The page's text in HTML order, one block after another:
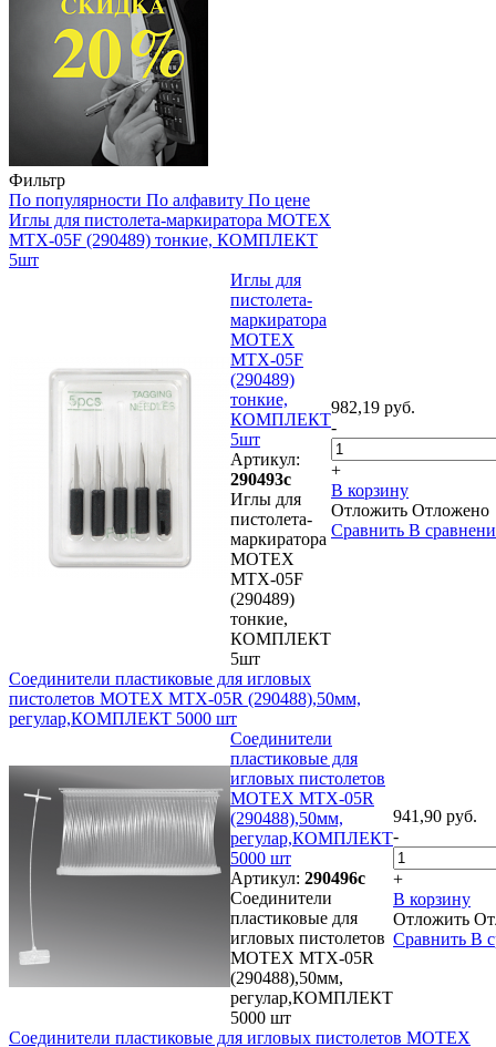
Фильтр
По популярности По алфавиту По цене
Иглы для пистолета-маркиратора MOTEX
MTX-05F (290489) тонкие, КОМПЛЕКТ
5шт
Иглы для
пистолета-
маркиратора
MOTEX
MTX-05F
(290489)
тонкие,
КОМПЛЕКТ
5шт
Артикул:
290493с
Иглы для
пистолета-
маркиратора
MOTEX
MTX-05F
(290489)
тонкие,
КОМПЛЕКТ
5шт
982,19 руб.
-
+
В корзину
Отложить Отложено
Сравнить В
Соединители пластиковые для игловых
пистолетов MOTEX MTX-05R (290488),50мм,
регулар,КОМПЛЕКТ 5000 шт
Соединители
пластиковые для
игловых пистолетов
MOTEX MTX-05R
(290488),50мм,
регулар,КОМПЛЕКТ
5000 шт
Артикул: 290496с
Соединители
пластиковые для
игловых пистолетов
MOTEX MTX-05R
(290488),50мм,
регулар,КОМПЛЕКТ
5000 шт
941,90 руб.
-
+
В корзину
Отложить
Сравнить В
Соединители пластиковые для игловых пистолетов MOTEX